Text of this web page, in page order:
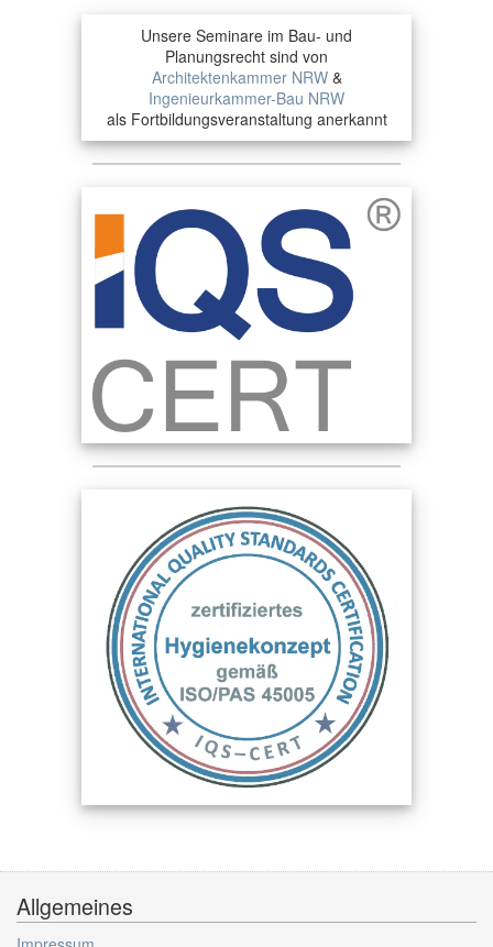
Unsere Seminare im Bau- und
Planungsrecht sind von
Architektenkammer NRW&
Ingenieurkammer-Bau NRW
als Fortbildungsveranstaltung anerkannt
Allgemeines